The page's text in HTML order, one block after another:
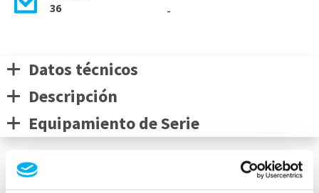
36
-
Datos técnicos
Descripción
Equipamiento de Serie